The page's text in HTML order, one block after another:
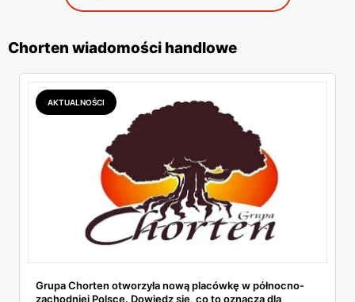
Chorten wiadomości handlowe
AKTUALNOŚCI
Grupa Chorten otworzyła nową placówkę w północno-
zachodniej Polsce. Dowiedz się, co to oznacza dla